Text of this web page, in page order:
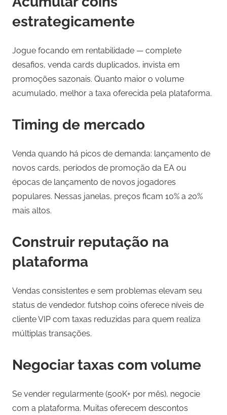
estrategicamente
Jogue focando em rentabilidade — complete
desafios, venda cards duplicados, invista em
promoções sazonais. Quanto maior o volume
acumulado, melhor a taxa oferecida pela plataforma.
Timing de mercado
Venda quando há picos de demanda: lançamento de
novos cards, períodos de promoção da EA ou
épocas de lançamento de novos jogadores
populares. Nessas janelas, preços ficam 10% a 20%
mais altos.
Construir reputação na
plataforma
Vendas consistentes e sem problemas elevam seu
status de vendedor. futshop coins oferece níveis de
cliente VIP com taxas reduzidas para quem realiza
múltiplas transações.
Negociar taxas com volume
Se vender regularmente (500K+ por mês), negocie
com a plataforma. Muitas oferecem descontos